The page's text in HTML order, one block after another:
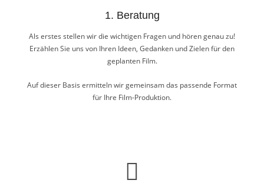
1. Beratung
Als erstes stellen wir die wichtigen Fragen und hören genau zu!
Erzählen Sie uns von Ihren Ideen, Gedanken und Zielen für den
geplanten Film.
Auf dieser Basis ermitteln wir gemeinsam das passende Format
für Ihre Film-Produktion.